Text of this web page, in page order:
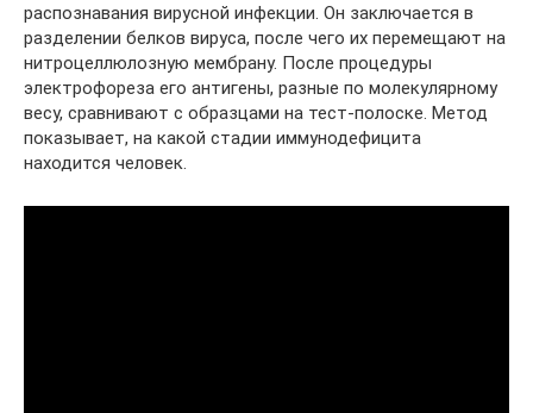
распознавания вирусной инфекции. Он заключается в
разделении белков вируса, после чего их перемещают на
нитроцеллюлозную мембрану. После процедуры
электрофореза его антигены, разные по молекулярному
весу, сравнивают с образцами на тест-полоске. Метод
показывает, на какой стадии иммунодефицита
находится человек.